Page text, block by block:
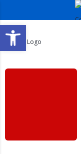
Abrir barra de